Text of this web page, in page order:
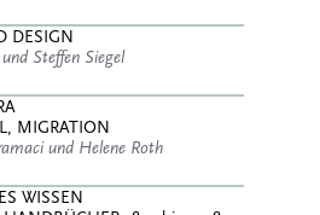
DESIGN
Steffen Siegel
MIGRATION
und Helene Roth
WISSEN